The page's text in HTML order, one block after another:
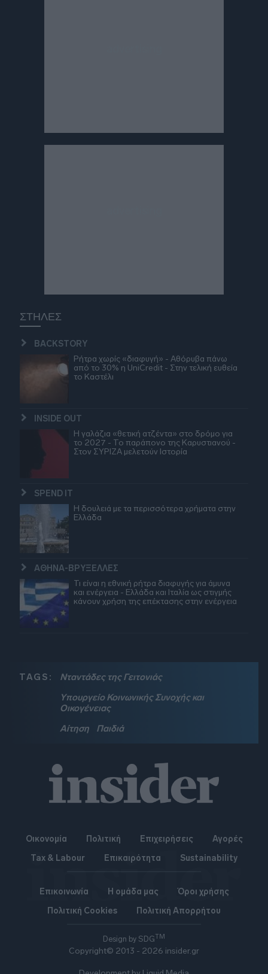
ΣΤΗΛΕΣ
BACKSTORY
Ρήτρα χωρίς «διαφυγή» - Αθόρυβα πάνω
από το 30% η UniCredit - Στην τελική ευθεία
το Καστέλι
INSIDE OUT
Η γαλάζια «θετική ατζέντα» στο δρόμο για
το 2027 - Το παράπονο της Καρυστιανού -
Στον ΣΥΡΙΖΑ μελετούν Ιστορία
SPEND IT
Η δουλειά με τα περισσότερα χρήματα στην
Ελλάδα
ΑΘΗΝΑ-ΒΡΥΞΕΛΛΕΣ
Τι είναι η εθνική ρήτρα διαφυγής για άμυνα
και ενέργεια - Ελλάδα και Ιταλία ως στιγμής
κάνουν χρήση της επέκτασης στην ενέργεια
TAGS:
Νταντάδες της Γειτονιάς
Υπουργείο Κοινωνικής Συνοχής και
Οικογένειας
Αίτηση
Παιδιά
Οικονομία Πολιτική Επιχειρήσεις
Αγορές
Tax & Labour
Επικαιρότητα Sustainability
Design by SDGTM
Copyright© 2013 - 2026 insider.gr
Επικοινωνία Η ομάδα μας
Όροι χρήσης
Πολιτική Cookies
Πολιτική Απορρήτου